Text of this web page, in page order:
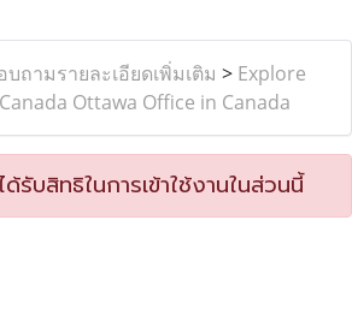
บถามรายละเอียดเพิ่มเติม > Explore
Ottawa Office in Canada
รับสิทธิในการเข้าใช้งานในส่วนนี้